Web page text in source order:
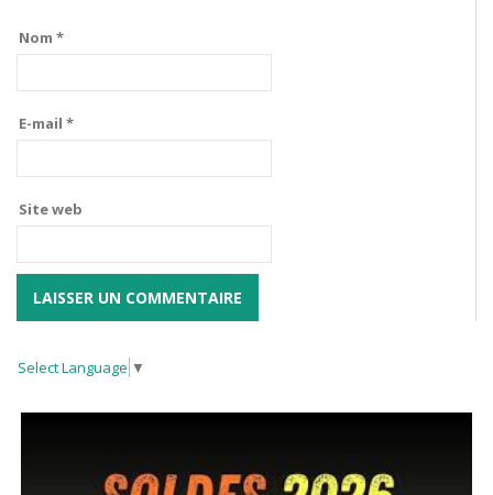
Nom *
E-mail *
Site web
Select Language ▼